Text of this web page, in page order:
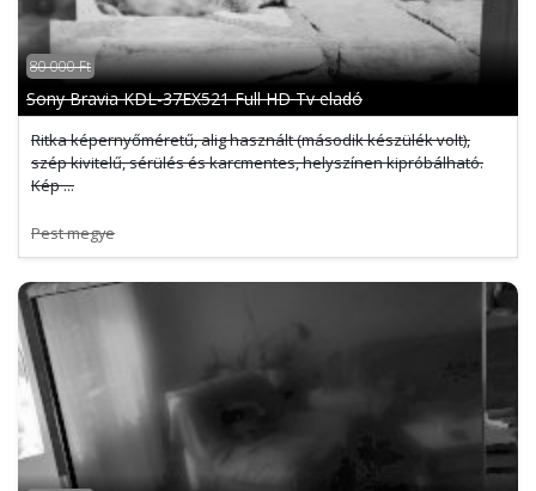
80 000 Ft
Sony Bravia KDL-37EX521 Full HD Tv eladó
Ritka képernyőméretű, alig használt (második készülék volt),
szép kivitelű, sérülés és karcmentes, helyszínen kipróbálható.
Kép ...
Pest megye